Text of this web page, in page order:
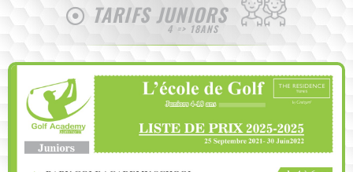
TARIFS JUNIORS
4 => 18ANS